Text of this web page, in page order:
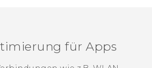
für Apps